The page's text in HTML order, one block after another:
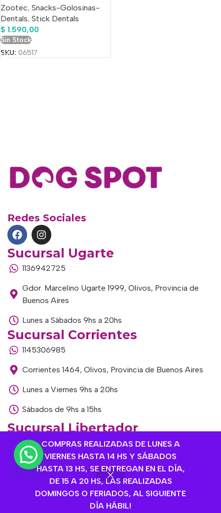
COMPRAS REALIZADAS DE LUNES A
VIERNES HASTA 14 HS Y SÁBADOS
HASTA 13 HS, SE ENTREGAN EN EL DÍA,
DE 15 A 20 HS, LAS REALIZADAS
DOMINGOS O FERIADOS, AL SIGUIENTE
DÍA HÁBIL!
Zootec, Snacks-Golosinas-
Dentals, Stick Dentals
$ 1.590,00
Sin Stock
SKU: 06517
Redes Sociales
Sucursal Ugarte
1136942725
Gdor. Marcelino Ugarte 1999, Olivos, Provincia de
Buenos Aires
Lunes a Sábados 9hs a 20hs
Sucursal Corrientes
1145306985
Corrientes 1464, Olivos, Provincia de Buenos Aires
Lunes a Viernes 9hs a 20hs
Sábados de 9hs a 15hs
Sucursal Libertador
1168893524
Av. del Libertador 1915, Vte. López, Provincia de
Lunes a Viernes de 9hs a 13hs / 16hs a 20hs